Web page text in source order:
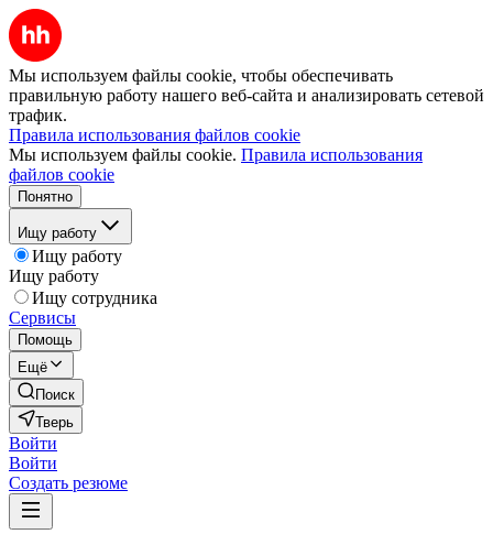
Мы используем файлы cookie, чтобы обеспечивать
правильную работу нашего веб-сайта и анализировать сетевой
трафик.
Правила использования файлов cookie
Мы используем файлы cookie. Правила использования
файлов cookie
Понятно
Ищу работу
Ищу работу
Ищу работу
Ищу сотрудника
Сервисы
Помощь
Ещё
Поиск
Тверь
Войти
Войти
Создать резюме